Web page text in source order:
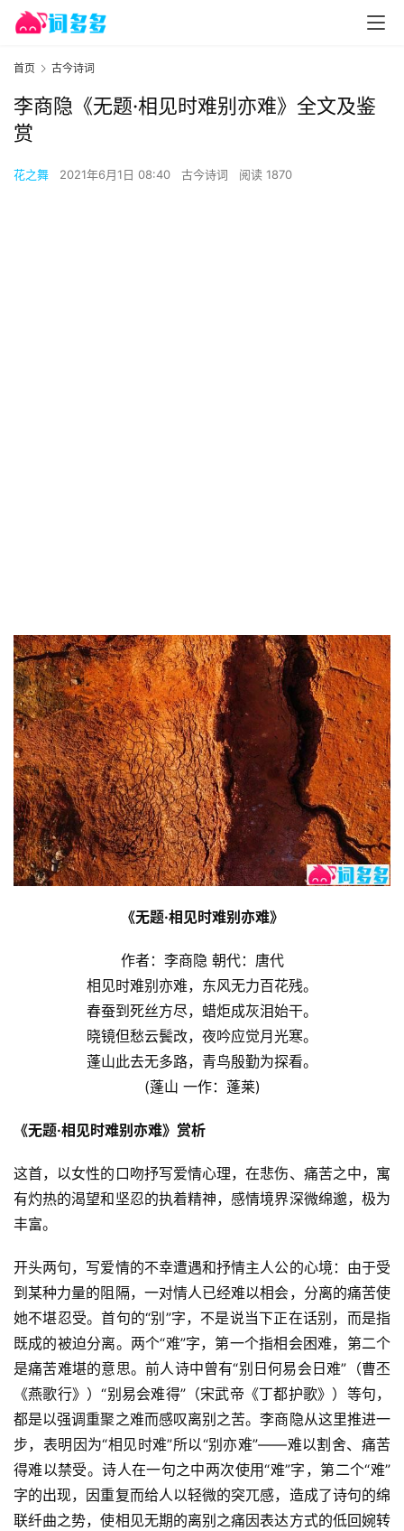
首页 古今诗词
李商隐《无题·相见时难别亦难》全文及鉴
赏
花之舞 2021年6月1日 08:40 古今诗词 阅读 1870
《无题·相见时难别亦难》
作者：李商隐 朝代：唐代
相见时难别亦难，东风无力百花残。
春蚕到死丝方尽，蜡炬成灰泪始干。
晓镜但愁云鬓改，夜吟应觉月光寒。
蓬山此去无多路，青鸟殷勤为探看。
(蓬山 一作：蓬莱)
《无题·相见时难别亦难》赏析
这首，以女性的口吻抒写爱情心理，在悲伤、痛苦之中，寓
有灼热的渴望和坚忍的执着精神，感情境界深微绵邈，极为
丰富。
开头两句，写爱情的不幸遭遇和抒情主人公的心境：由于受
到某种力量的阻隔，一对情人已经难以相会，分离的痛苦使
她不堪忍受。首句的“别”字，不是说当下正在话别，而是指
既成的被迫分离。两个“难”字，第一个指相会困难，第二个
是痛苦难堪的意思。前人诗中曾有“别日何易会日难”（曹丕
《燕歌行》）“别易会难得”（宋武帝《丁都护歌》）等句，
都是以强调重聚之难而感叹离别之苦。李商隐从这里推进一
步，表明因为“相见时难”所以“别亦难”——难以割舍、痛苦
得难以禁受。诗人在一句之中两次使用“难”字，第二个“难”
字的出现，因重复而给人以轻微的突兀感，造成了诗句的绵
联纤曲之势，使相见无期的离别之痛因表达方式的低回婉转